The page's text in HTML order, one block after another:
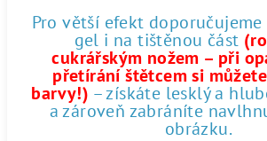
Pro větší efekt
gel i na tištěnou část
cukrářským nožem – při
přetírání štětcem si
barvy!) – získáte lesklý a
a zároveň zabráníte
obrázku.